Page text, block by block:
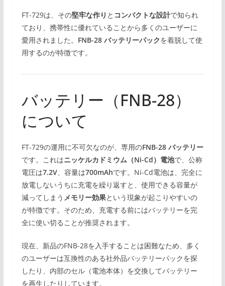
FT-729は、その堅牢な作り と コンパクトな設計で知られ
ており、携帯性に優れていることから多くのユーザーに
愛用されました。 FNB-28 バッテリーパックを着脱して使
用するのが特徴です。
バッテリー（FNB-28）
について
FT-729の運用に不可欠なのが、専用のFNB-28 バッテリー
です。これはニッケルカドミウム（Ni-Cd）電池で、公称
電圧は7.2V、容量は700mAhです。Ni-Cd電池は、完全に
放電しないうちに充電を繰り返すと、使用できる容量が
減ってしまう メモリー効果という現象が起こりやすいの
が特徴です。そのため、充電する前にはバッテリーを完
全に使い切ることが推奨されます。
現在、新品のFNB-28を入手することは困難なため、多く
のユーザーは互換性のある社外品バッテリーパックを探
したり、内部のセル（電池本体）を交換してバッテリー
を再生したりしています。